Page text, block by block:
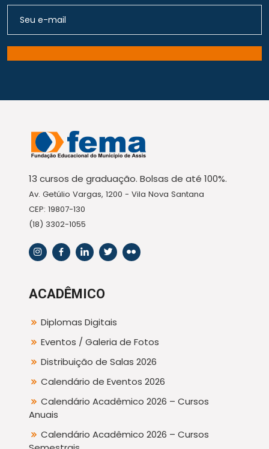
13 cursos de graduação. Bolsas de até 100%.
Av. Getúlio Vargas, 1200 - Vila Nova Santana
CEP: 19807-130
(18) 3302-1055
ACADÊMICO
Diplomas Digitais
Eventos / Galeria de Fotos
Distribuição de Salas 2026
Calendário de Eventos 2026
Calendário Acadêmico 2026 – Cursos
Anuais
Calendário Acadêmico 2026 – Cursos